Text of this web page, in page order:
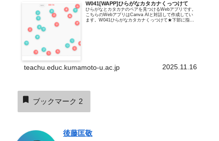
W041[WAPP]ひらがなカタカナくっつけて
ひらがなとカタカナのペアを見つけるWebアプリです。
こちらのWebアプリはCanva AIと対話して作成してい
ます。W041ひらがなカタカナくっつけて★下部に指導
teachu.educ.kumamoto-u.ac.jp 2025.11.16
ブックマーク 2
後藤匡敬